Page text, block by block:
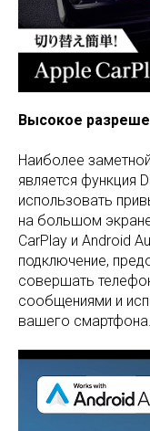
Высокое
Наиболее
является функция
использовать
на большом
CarPlay и Android
подключение,
совершать
сообщениями и
вашего смартфона.